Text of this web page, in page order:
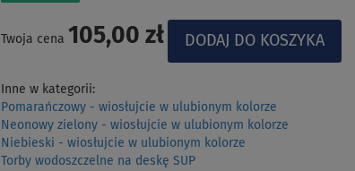
Twoja cena 105,00 zł
Inne w kategorii:
Pomarańczowy - wiosłujcie w ulubionym kolorze
Neonowy zielony - wiosłujcie w ulubionym kolorze
Niebieski - wiosłujcie w ulubionym kolorze
Torby wodoszczelne na deskę SUP